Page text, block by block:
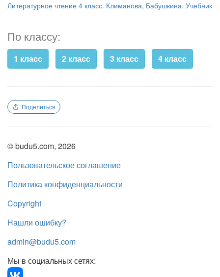
Литературное чтение 4 класс. Климанова, Бабушкина. Учебник
По классу:
1 класс 2 класс 3 класс 4 класс
Поделиться
© budu5.com, 2026
Пользовательское соглашение
Политика конфиденциальности
Copyright
Нашли ошибку?
admin@budu5.com
Мы в социальных сетях: